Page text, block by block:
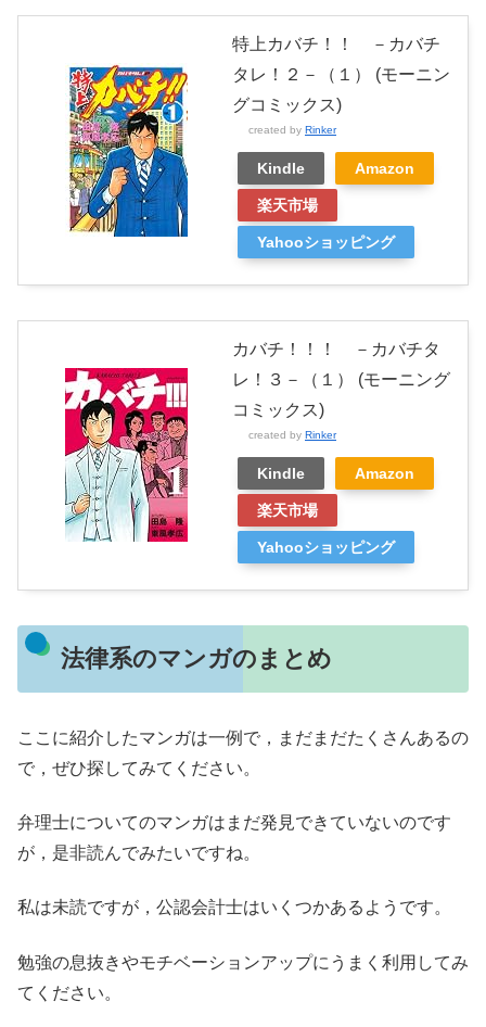
特上カバチ！！ －カバチ
タレ！２－（１） (モーニン
グコミックス)
created by Rinker
Kindle Amazon
楽天市場
Yahooショッピング
カバチ！！！ －カバチタ
レ！３－（１） (モーニング
コミックス)
created by Rinker
Kindle Amazon
楽天市場
Yahooショッピング
法律系のマンガのまとめ
ここに紹介したマンガは一例で，まだまだたくさんあるの
で，ぜひ探してみてください。
弁理士についてのマンガはまだ発見できていないのです
が，是非読んでみたいですね。
私は未読ですが，公認会計士はいくつかあるようです。
勉強の息抜きやモチベーションアップにうまく利用してみ
てください。